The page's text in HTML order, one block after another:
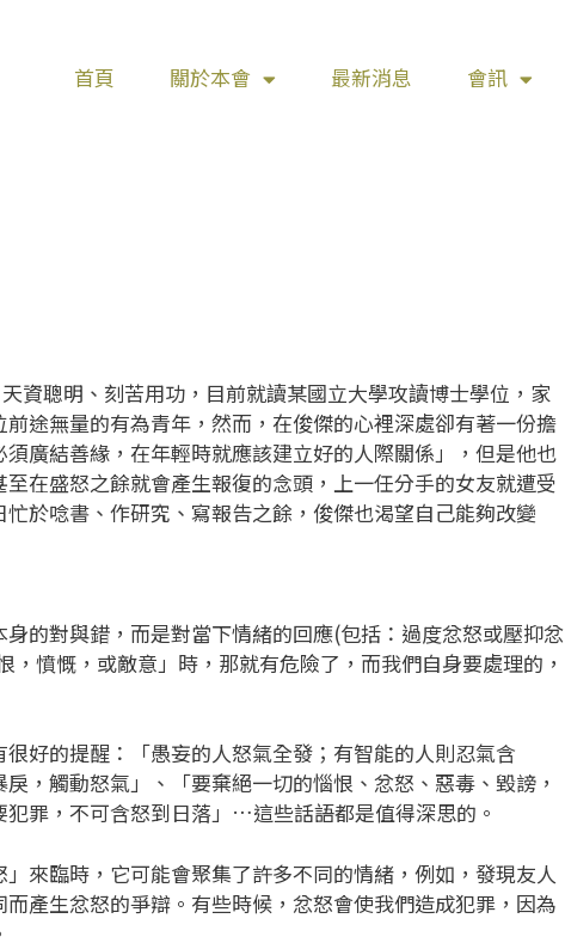
首頁 關於本會 最新消息 會訊
資聰明、刻苦用功，目前就讀某國立大學攻讀博士學位，家
途無量的有為青年，然而，在俊傑的心裡深處卻有著一份擔
廣結善緣，在年輕時就應該建立好的人際關係」，但是他也
在盛怒之餘就會產生報復的念頭，上一任分手的女友就遭受
於唸書、作研究、寫報告之餘，俊傑也渴望自己能夠改變
身的對與錯，而是對當下情緒的回應(包括：過度忿怒或壓抑忿
憤慨，或敵意」時，那就有危險了，而我們自身要處理的，
好的提醒：「愚妄的人怒氣全發；有智能的人則忍氣含
，觸動怒氣」、「要棄絕一切的惱恨、忿怒、惡毒、毀謗，
罪，不可含怒到日落」…這些話語都是值得深思的。
來臨時，它可能會聚集了許多不同的情緒，例如，發現友人
產生忿怒的爭辯。有些時候，忿怒會使我們造成犯罪，因為